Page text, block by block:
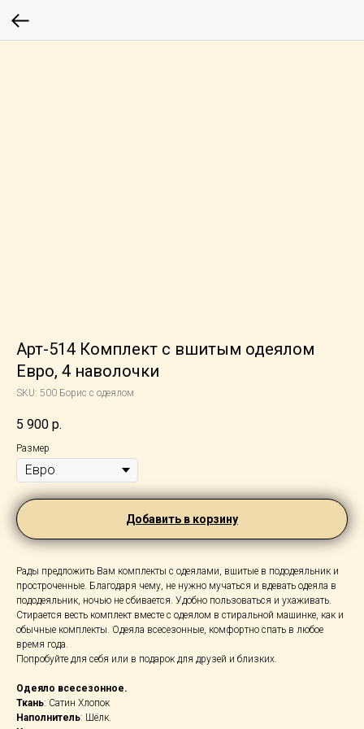
Арт-514 Комплект с вшитым одеялом
Евро, 4 наволочки
SKU: 500 Борис с одеялом
5 900 р.
Размер
Добавить в корзину
Рады предложить Вам комплекты с одеялами, вшитые в пододеяльник и
простроченные. Благодаря чему, не нужно мучаться и вдевать одеяла в
пододеяльник, ночью не сбивается. Удобно пользоваться и ухаживать.
Стирается весть комплект вместе с одеялом в стиральной машинке, как и
обычные комплекты. Одеяла всесезонные, комфортно спать в любое
время года.
Попробуйте для себя или в подарок для друзей и близких.
Одеяло всесезонное.
Ткань: Сатин Хлопок
Наполнитель: Шёлк.